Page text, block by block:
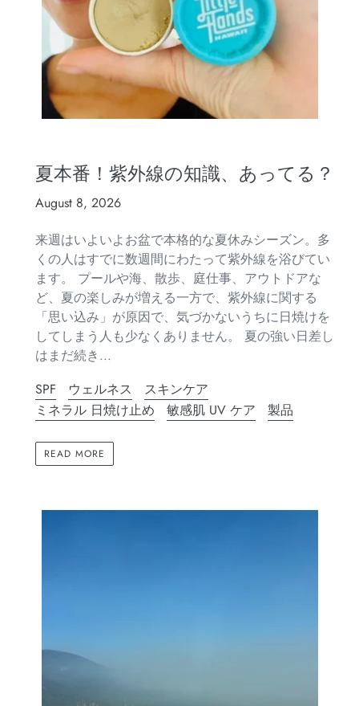
夏本番！紫外線の知識、あってる？
August 8, 2026
来週はいよいよお盆で本格的な夏休みシーズン。多
くの人はすでに数週間にわたって紫外線を浴びてい
ます。 プールや海、散歩、庭仕事、アウトドアな
ど、夏の楽しみが増える一方で、紫外線に関する
「思い込み」が原因で、気づかないうちに日焼けを
してしまう人も少なくありません。 夏の強い日差し
はまだ続き...
SPF
ウェルネス
スキンケア
ミネラル 日焼け止め
敏感肌 UV ケア 製品
READ MORE